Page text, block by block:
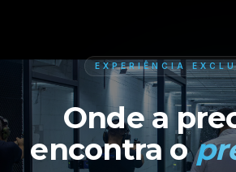
EXPERIÊNCIA
Onde a
encontra o